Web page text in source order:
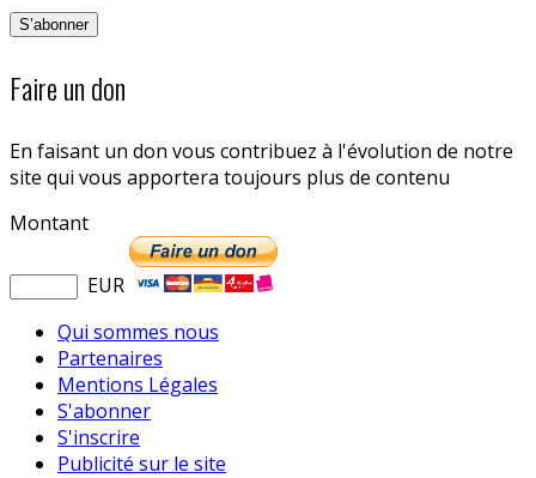
Faire un don
En faisant un don vous contribuez à l'évolution de notre
site qui vous apportera toujours plus de contenu
Montant
EUR
Qui sommes nous
Partenaires
Mentions Légales
S'abonner
S'inscrire
Publicité sur le site